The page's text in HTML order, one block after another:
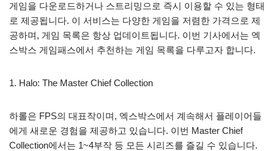
게임을 다운로드하거나 스트리밍으로 즉시 이용할 수 있는 형태
로 제공됩니다. 이 서비스는 다양한 게임을 저렴한 가격으로 제
공하며, 게임 목록은 항상 업데이트됩니다. 이번 기사에서는 엑
스박스 게임패스에서 추천하는 게임 목록을 다루고자 합니다.
1. Halo: The Master Chief Collection
하롤은 FPS의 대표작이며, 엑스박스에서 계속해서 플레이어들
에게 새로운 경험을 제공하고 있습니다. 이번 Master Chief
Collection에서는 1~4부작 등 모든 시리즈를 즐길 수 있습니다.